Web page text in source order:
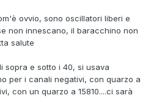
ovvio, sono oscillatori liberi e
non innescano, il baracchino non
salute
sopra e sotto i 40, si usava
per i canali negativi, con quarzo a
con un quarzo a 15810....ci sarà